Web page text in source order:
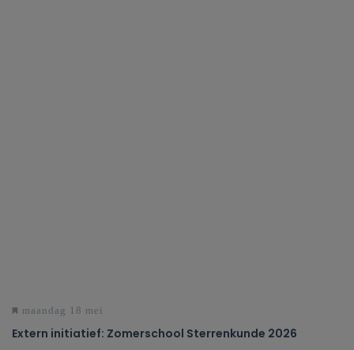
maandag 18 mei
Extern initiatief: Zomerschool Sterrenkunde 2026